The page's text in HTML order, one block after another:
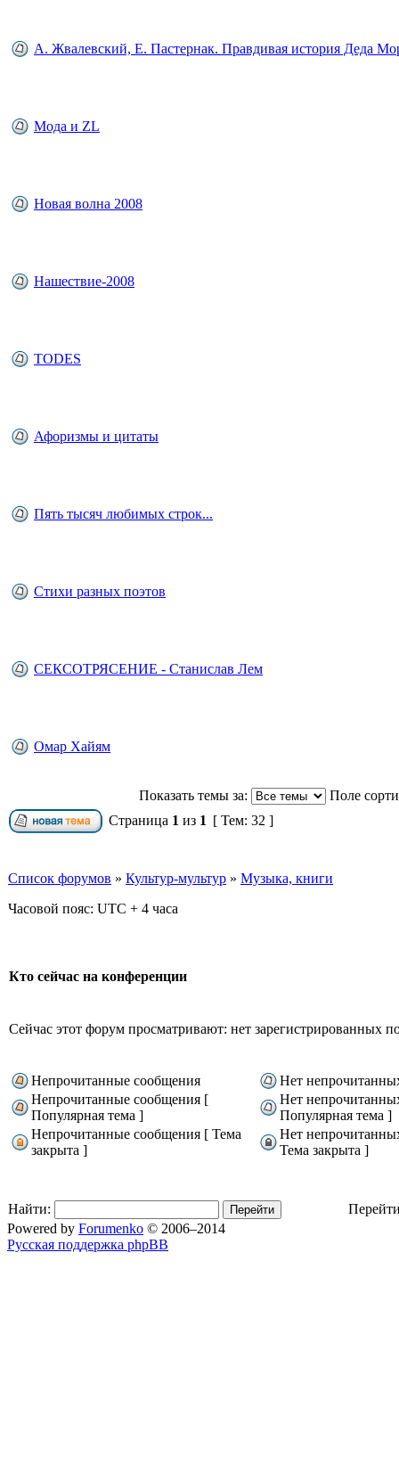
А. Жвалевский, Е. Пастернак. Правдивая история Деда
Мода и ZL
Новая волна 2008
Нашествие-2008
TODES
Афоризмы и цитаты
Пять тысяч любимых строк...
Стихи разных поэтов
СЕКСОТРЯСЕНИЕ - Станислав Лем
Омар Хайям
Показать темы за:
Поле
Страница 1 из 1 [ Тем: 32 ]
Список форумов » Культур-мультур » Музыка, книги
Часовой пояс: UTC + 4 часа
Кто сейчас на конференции
Сейчас этот форум просматривают: нет зарегистрированных
Непрочитанные сообщения
Нет
Непрочитанные сообщения [
Популярная тема ]
Нет
Популярная тема ]
Непрочитанные сообщения [ Тема
закрыта ]
Нет
Тема закрыта ]
Найти:
Powered by Forumenko © 2006–2014
Русская поддержка phpBB